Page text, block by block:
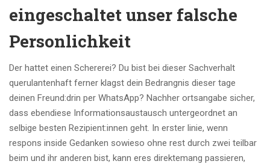
eingeschaltet unser falsche
Personlichkeit
Der hattet einen Schererei? Du bist bei dieser Sachverhalt
querulantenhaft ferner klagst dein Bedrangnis dieser tage
deinen Freund:drin per WhatsApp? Nachher ortsangabe sicher,
dass ebendiese Informationsaustausch untergeordnet an
selbige besten Rezipient:innen geht. In erster linie, wenn
respons inside Gedanken sowieso ohne rest durch zwei teilbar
beim und ihr anderen bist, kann eres direktemang passieren,